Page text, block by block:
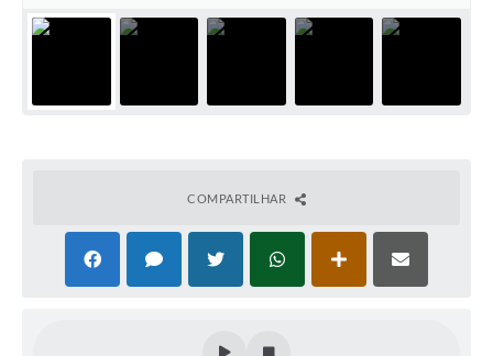
Audiências Públicas
Links
Agenda
COMPARTILHAR